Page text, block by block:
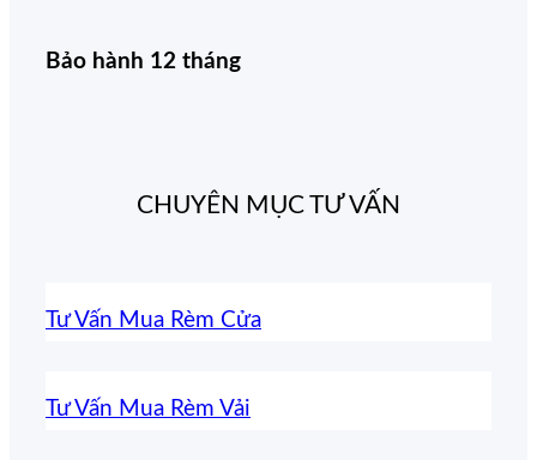
Bảo hành 12 tháng
CHUYÊN MỤC TƯ VẤN
Tư Vấn Mua Rèm Cửa
Tư Vấn Mua Rèm Vải